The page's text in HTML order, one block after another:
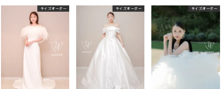
サイズオーダー サイズオーダー サイズオーダー